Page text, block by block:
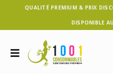
QUALITÉ PREMIUM & PRIX
DISPONIBLE